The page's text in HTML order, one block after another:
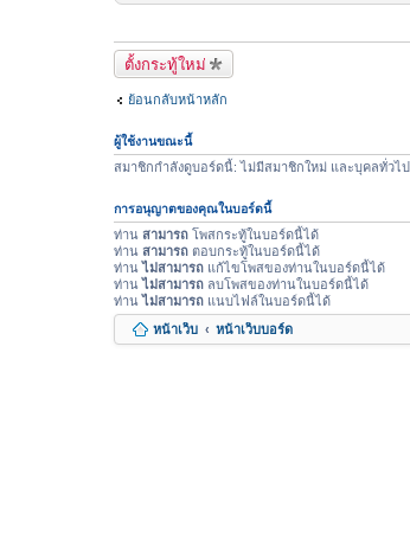
ตั้งกระทู้ใหม่
ย้อนกลับหน้าหลัก
ผู้ใช้งานขณะนี้
สมาชิกกำลังดูบอร์ดนี้: ไม่มีสมาชิกใหม่ และบุคลทั่วไ
การอนุญาตของคุณในบอร์ดนี้
ท่าน สามารถ โพสกระทู้ในบอร์ดนี้ได้
ท่าน สามารถ ตอบกระทู้ในบอร์ดนี้ได้
ท่านไม่สามารถ แก้ไขโพสของท่านในบอร์ดนี้ได้
ท่านไม่สามารถ ลบโพสของท่านในบอร์ดนี้ได้
ท่านไม่สามารถ แนบไฟล์ในบอร์ดนี้ได้
หน้าเว็บ
หน้าเว็บบอร์ด